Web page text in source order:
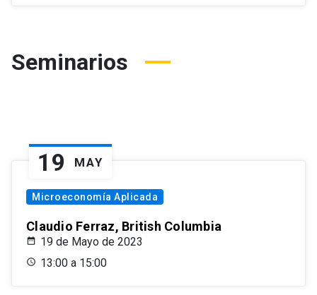
Seminarios
19 MAY
Microeconomía Aplicada
Claudio Ferraz, British Columbia
19 de Mayo de 2023
13:00 a 15:00